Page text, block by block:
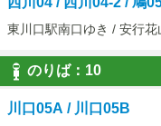
東川口駅南口ゆき / 安行
のりば： 10
10
川口05A / 川口05B